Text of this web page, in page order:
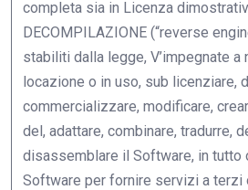
completa sia in Licenza
DECOMPILAZIONE (“reverse
stabiliti dalla legge, V’impegnate a
locazione o in uso, sub licenziare,
commercializzare, modificare,
del, adattare, combinare, tradurre,
disassemblare il Software, in tutto
Software per fornire servizi a terzi